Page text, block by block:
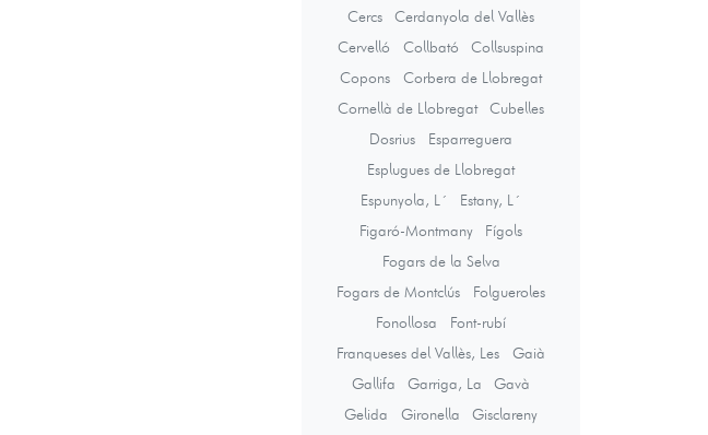
Cercs
Cerdanyola del Vallès
Cervelló
Collbató
Collsuspina
Copons
Corbera de Llobregat
Cornellà de Llobregat
Cubelles
Dosrius
Esparreguera
Esplugues de Llobregat
Espunyola, L´
Estany, L´
Figaró-Montmany
Fígols
Fogars de la Selva
Fogars de Montclús
Folgueroles
Fonollosa
Font-rubí
Franqueses del Vallès, Les
Gaià
Gallifa
Garriga, La
Gavà
Gelida
Gironella
Gisclareny